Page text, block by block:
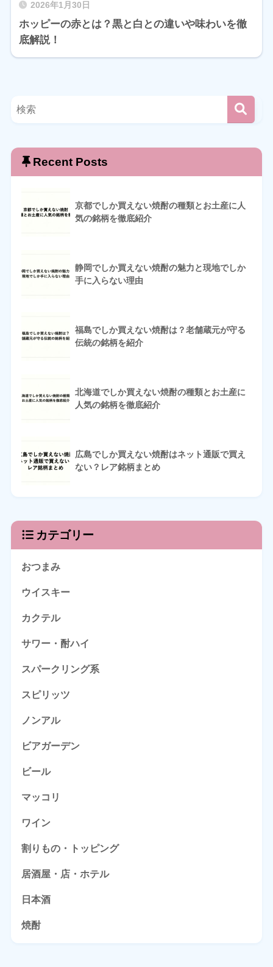
2026年1月30日
ホッピーの赤とは？黒と白との違いや味わいを徹
底解説！
Recent Posts
京都でしか買えない焼酎の種類とお土産に人
気の銘柄を徹底紹介
静岡でしか買えない焼酎の魅力と現地でしか
手に入らない理由
福島でしか買えない焼酎は？老舗蔵元が守る
伝統の銘柄を紹介
北海道でしか買えない焼酎の種類とお土産に
人気の銘柄を徹底紹介
広島でしか買えない焼酎はネット通販で買え
ない？レア銘柄まとめ
カテゴリー
おつまみ
ウイスキー
カクテル
サワー・酎ハイ
スパークリング系
スピリッツ
ノンアル
ビアガーデン
ビール
マッコリ
ワイン
割りもの・トッピング
居酒屋・店・ホテル
日本酒
焼酎